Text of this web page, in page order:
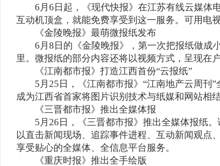
6月6日起，《现代快报》在江苏有线云媒体
互动机顶盒，就能免费享受到这一服务。可用电
《金陵晚报》最萌微报纸发布
6月8日的《金陵晚报》，第一次把报纸做成
里。微报纸的部分内容还将以视频方式，呈现在
《江南都市报》打造江西首份“云报纸”
5月25日，《江南都市报》“江南地产云周刊”
成为江西省首家将图片识别技术与纸媒和网站相
《三晋都市报》推出全媒体报
5月26日，《三晋都市报》推出全媒体报纸。
以直击新闻现场、追踪事件进程、互动新闻观点
享受贴心的全媒体、全信息平台服务。
《重庆时报》推出全手绘版